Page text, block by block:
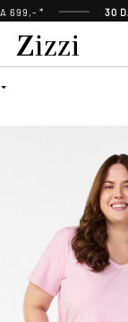
699,- * 30